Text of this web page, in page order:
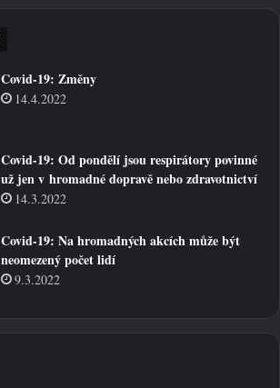
Covid-19: Změny
14.4.2022
Covid-19: Od pondělí jsou respirátory povinné
už jen v hromadné dopravě nebo zdravotnictví
14.3.2022
Covid-19: Na hromadných akcích může být
neomezený počet lidí
9.3.2022